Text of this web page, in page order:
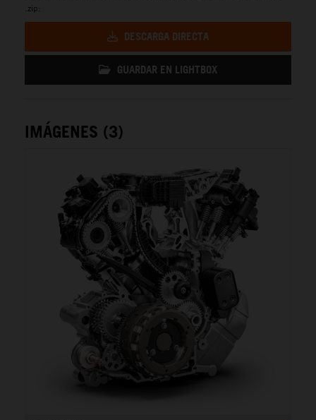
.zip:
DESCARGA DIRECTA
GUARDAR EN LIGHTBOX
IMÁGENES (3)